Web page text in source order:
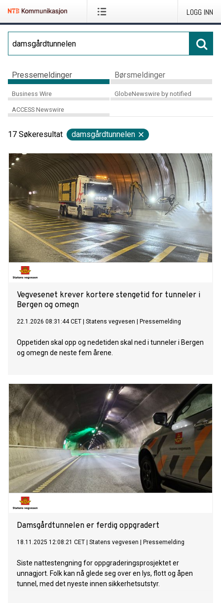
LOGG INN
Pressemeldinger Børsmeldinger
Business Wire GlobeNewswire by notified
ACCESS Newswire
17 Søkeresultat damsgårdtunnelen
Vegvesenet krever kortere stengetid for tunneler i
Bergen og omegn
22.1.2026 08:31:44 CET Statens vegvesen Pressemelding
Oppetiden skal opp og nedetiden skal ned i tunneler i Bergen
og omegn de neste fem årene.
Damsgårdtunnelen er ferdig oppgradert
18.11.2025 12:08:21 CET Statens vegvesen Pressemelding
Siste nattestengning for oppgraderingsprosjektet er
unnagjort. Folk kan nå glede seg over en lys, flott og åpen
tunnel, med det nyeste innen sikkerhetsutstyr.